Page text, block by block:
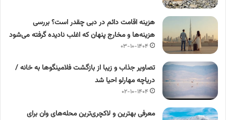
هزینه اقامت دائم در دبی چقدر است؟ بررسی
هزینه‌ها و مخارج پنهان که اغلب نادیده گرفته می‌شود
۰۳-۱۰-۱۴۰۴
تصاویر جذاب و زیبا از بازگشت فلامینگوها به خانه /
دریاچه مهارلو احیا شد
۰۲-۱۰-۱۴۰۴
معرفی بهترین و لاکچری‌ترین محله‌های وان برای